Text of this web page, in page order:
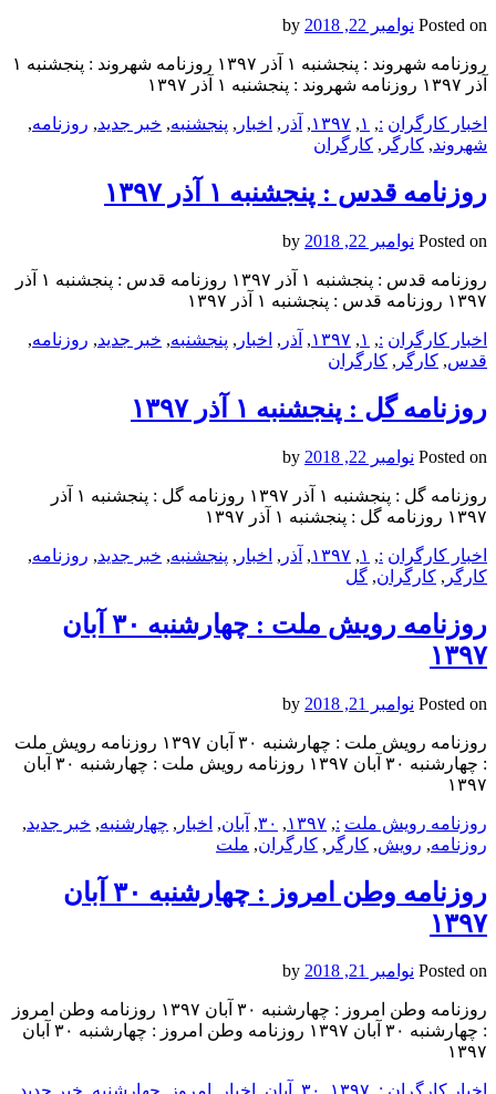
Posted on نوامبر 22, 2018
روزنامه شهروند : پنجشنبه ۱ آذر ۱۳۹۷ روزنامه شهروند : پنجشنبه ۱
آذر ۱۳۹۷ روزنامه شهروند : پنجشنبه ۱ آذر ۱۳۹۷
اخبار کارگران :
, ۱, ۱۳۹۷, آذر , اخبار , پنجشنبه, خبر جدید, روزنامه,
شهروند, کارگر , کارگران
روزنامه قدس : پنجشنبه ۱ آذر ۱۳۹۷
Posted on نوامبر 22, 2018
روزنامه قدس : پنجشنبه ۱ آذر ۱۳۹۷ روزنامه قدس : پنجشنبه ۱ آذر
۱۳۹۷ روزنامه قدس : پنجشنبه ۱ آذر ۱۳۹۷
اخبار کارگران :
, ۱, ۱۳۹۷, آذر , اخبار , پنجشنبه, خبر جدید, روزنامه,
قدس, کارگر , کارگران
روزنامه گل : پنجشنبه ۱ آذر ۱۳۹۷
Posted on نوامبر 22, 2018
روزنامه گل : پنجشنبه ۱ آذر ۱۳۹۷ روزنامه گل : پنجشنبه ۱ آذر
۱۳۹۷ روزنامه گل : پنجشنبه ۱ آذر ۱۳۹۷
اخبار کارگران :
, ۱, ۱۳۹۷, آذر , اخبار , پنجشنبه, خبر جدید, روزنامه,
کارگر , کارگران, گل
روزنامه رویش ملت : چهارشنبه ۳۰ آبان
۱۳۹۷
Posted on نوامبر 21, 2018
روزنامه رویش ملت : چهارشنبه ۳۰ آبان ۱۳۹۷ روزنامه رویش ملت
: چهارشنبه ۳۰ آبان ۱۳۹۷ روزنامه رویش ملت : چهارشنبه ۳۰ آبان
۱۳۹۷
روزنامه رویش ملت :
, ۱۳۹۷, ۳۰, آبان, اخبار , چهارشنبه, خبر جدید,
روزنامه, رویش, کارگر , کارگران, ملت
روزنامه وطن امروز : چهارشنبه ۳۰ آبان
۱۳۹۷
Posted on نوامبر 21, 2018
روزنامه وطن امروز : چهارشنبه ۳۰ آبان ۱۳۹۷ روزنامه وطن امروز
: چهارشنبه ۳۰ آبان ۱۳۹۷ روزنامه وطن امروز : چهارشنبه ۳۰ آبان
۱۳۹۷